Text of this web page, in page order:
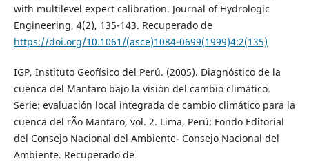
with multilevel expert calibration. Journal of Hydrologic
Engineering, 4(2), 135-143. Recuperado de
https://doi.org/10.1061/(asce)1084-0699(1999)4:2(135)
IGP, Instituto Geofísico del Perú. (2005). Diagnóstico de la
cuenca del Mantaro bajo la visión del cambio climático.
Serie: evaluación local integrada de cambio climático para la
cuenca del rÃ­o Mantaro, vol. 2. Lima, Perú: Fondo Editorial
del Consejo Nacional del Ambiente- Consejo Nacional del
Ambiente. Recuperado de